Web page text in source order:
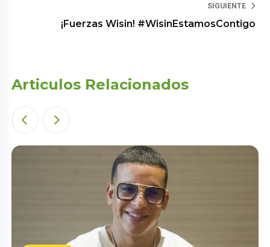
SIGUIENTE
¡Fuerzas Wisin! #WisinEstamosContigo
Articulos Relacionados